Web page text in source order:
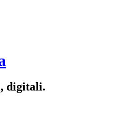
digitali.